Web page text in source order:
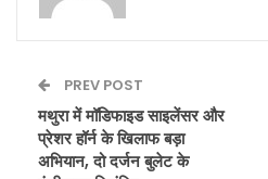
PREV POST
मथुरा में मॉडिफाइड साइलेंसर और
प्रेशर हॉर्न के खिलाफ बड़ा
अभियान, दो दर्जन बुलेट के